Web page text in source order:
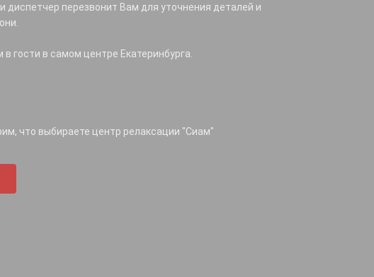
диспетчер перезвонит Вам для уточнения деталей и
гости в самом центре Екатеринбурга.
что выбираете центр релаксации "Сиам"